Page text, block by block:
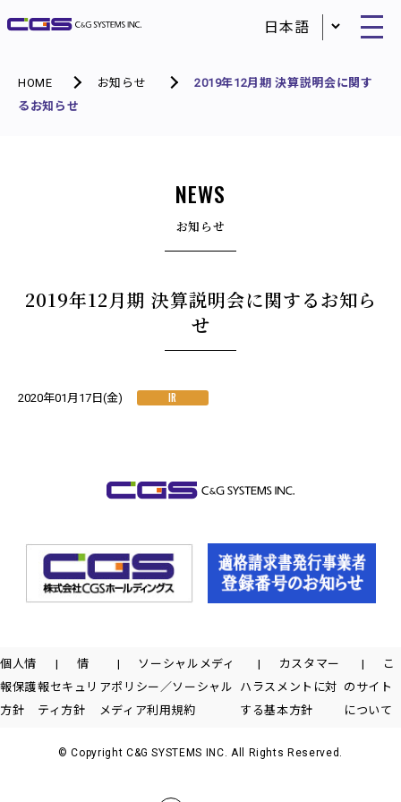
HOME お知らせ
2019年12月期 決算説明会に関す
るお知らせ
NEWS
お知らせ
2019年12月期 決算説明会に関するお知ら
せ
2020年01月17日(金) IR
個人情
報保護
方針
情
報セキュリ
ティ方針
ソーシャルメディ
アポリシー／ソーシャル
メディア利用規約
カスタマー
ハラスメントに対
する基本方針
こ
のサイト
について
© Copyright C&G SYSTEMS INC. All Rights Reserved.